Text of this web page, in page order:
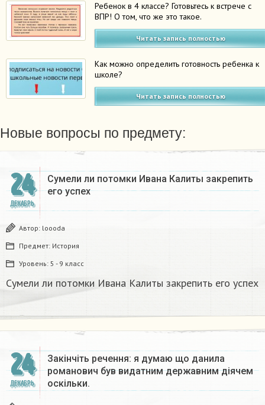
Ребенок в 4 классе? Готовьтесь к встрече с
ВПР! О том, что же это такое.
Читать запись полностью
Как можно определить готовность ребенка к
школе?
Читать запись полностью
Новые вопросы по предмету:
24
ДЕКАБРЬ
Сумели ли потомки Ивана Калиты закрепить
его успех
Автор: loooda
Предмет: История
Уровень: 5 - 9 класс
Сумели ли потомки Ивана Калиты закрепить его успех
24
ДЕКАБРЬ
Закінчіть речення: я думаю що данила
романович був видатним державним діячем
оскільки.